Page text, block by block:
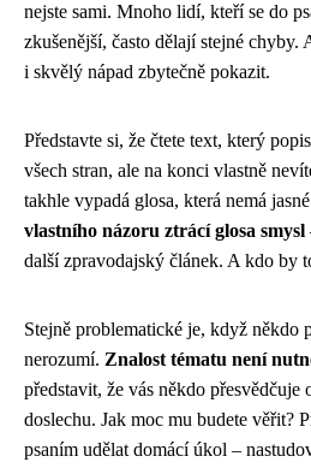
nejste sami. Mnoho lidí, kteří se do
zkušenější, často dělají stejné
i skvělý nápad zbytečně pokazit.
Představte si, že čtete text, který
všech stran, ale na konci vlastně
takhle vypadá glosa, která nemá
vlastního názoru ztrácí glosa smysl
další zpravodajský článek. A kdo by
Stejně problematické je, když někdo
nerozumí. Znalost tématu není
představit, že vás někdo přesvědčuje
doslechu. Jak moc mu budete věřit?
psaním udělat domácí úkol –